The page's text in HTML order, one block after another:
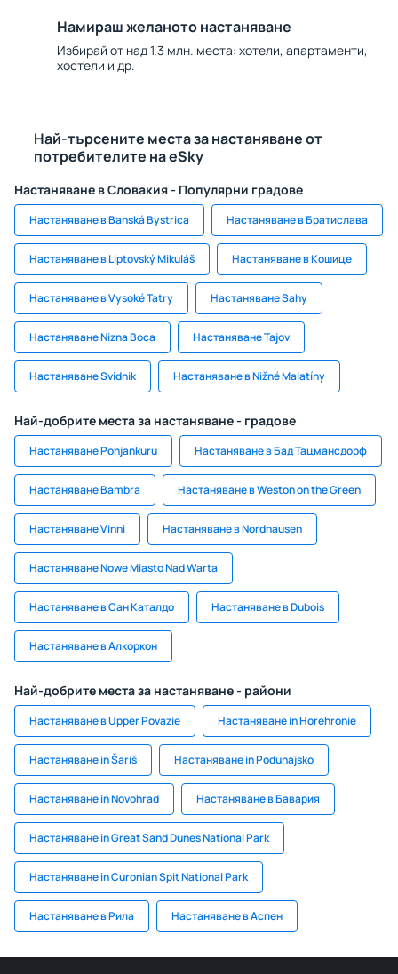
Намираш желаното настаняване
Избирай от над 1.3 млн. места: хотели, апартаменти,
хостели и др.
Най-търсените места за настаняване от
потребителите на eSky
Настаняване в Словакия - Популярни градове
Настаняване в Banská Bystrica Настаняване в Братислава
Настаняване в Liptovský Mikuláš Настаняване в Кошице
Настаняване в Vysoké Tatry Настаняване Sahy
Настаняване Nizna Boca Настаняване Tajov
Настаняване Svidnik Настаняване в Nižné Malatíny
Най-добрите места за настаняване - градове
Настаняване Pohjankuru Настаняване в Бад Тацмансдорф
Настаняване Bambra Настаняване в Weston on the Green
Настаняване Vinni Настаняване в Nordhausen
Настаняване Nowe Miasto Nad Warta
Настаняване в Сан Каталдо Настаняване в Dubois
Настаняване в Алкоркон
Най-добрите места за настаняване - райони
Настаняване в Upper Povazie Настаняване in Horehronie
Настаняване in Šariš Настаняване in Podunajsko
Настаняване in Novohrad Настаняване в Бавария
Настаняване in Great Sand Dunes National Park
Настаняване in Curonian Spit National Park
Настаняване в Рила Настаняване в Аспен